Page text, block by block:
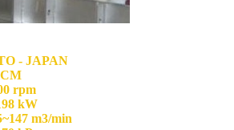
- JAPAN
rpm
kW
m3/min